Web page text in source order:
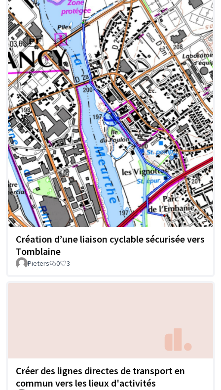
Création d’une liaison cyclable sécurisée vers
Tomblaine
Pieters 0 3
Créer des lignes directes de transport en
commun vers les lieux d'activités